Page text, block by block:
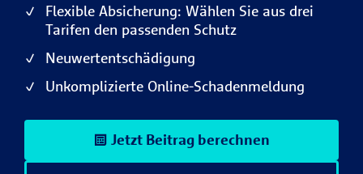
Flexible Absicherung: Wählen Sie aus drei
Tarifen den passenden Schutz
Neuwertentschädigung
Unkomplizierte Online-Schadenmeldung
Jetzt Beitrag berechnen